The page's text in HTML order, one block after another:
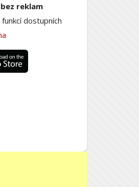
reklam
funkcí dostupních